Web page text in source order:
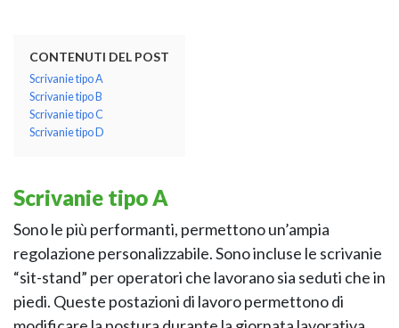
CONTENUTI DEL POST
Scrivanie tipo A
Scrivanie tipo B
Scrivanie tipo C
Scrivanie tipo D
Scrivanie tipo A
Sono le più performanti, permettono un’ampia
regolazione personalizzabile. Sono incluse le scrivanie
“sit-stand” per operatori che lavorano sia seduti che in
piedi. Queste postazioni di lavoro permettono di